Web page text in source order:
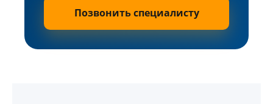
Позвонить специалисту